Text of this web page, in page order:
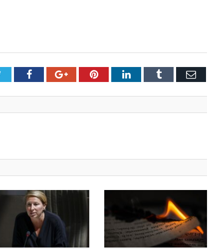
TwitterFacebookGoogle+PinterestLinkedInTumblr Email